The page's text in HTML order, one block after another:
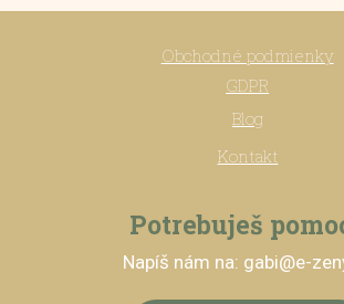
Obchodné podmienky
GDPR
Blog
Kontakt
Potrebuješ
Napíš nám na: gabi@e-